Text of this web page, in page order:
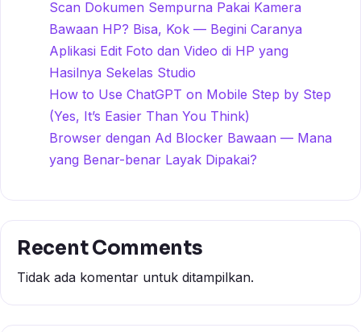
Scan Dokumen Sempurna Pakai Kamera
Bawaan HP? Bisa, Kok — Begini Caranya
Aplikasi Edit Foto dan Video di HP yang
Hasilnya Sekelas Studio
How to Use ChatGPT on Mobile Step by Step
(Yes, It’s Easier Than You Think)
Browser dengan Ad Blocker Bawaan — Mana
yang Benar-benar Layak Dipakai?
Recent Comments
Tidak ada komentar untuk ditampilkan.